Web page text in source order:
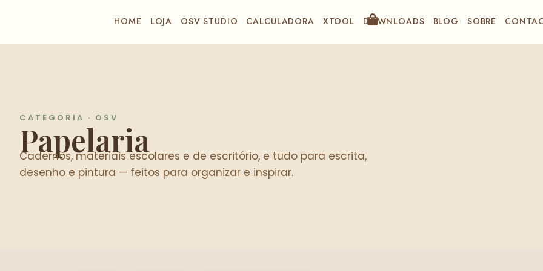
HOME LOJA OSV STUDIO CALCULADORA XTOOL DOWNLOADS BLOG SOBRE
CATEGORIA · OSV
Papelaria
Cadernos, materiais escolares e de escritório, e tudo para escrita,
desenho e pintura — feitos para organizar e inspirar.